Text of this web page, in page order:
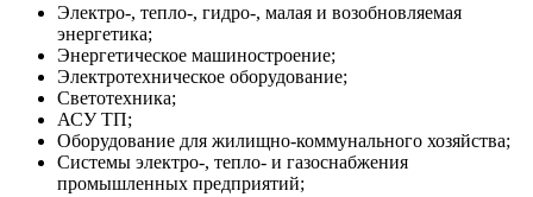
Электро-, тепло-, гидро-, малая и возобновляемая
энергетика;
Энергетическое машиностроение;
Электротехническое оборудование;
Светотехника;
АСУ ТП;
Оборудование для жилищно-коммунального хозяйства;
Системы электро-, тепло- и газоснабжения
промышленных предприятий;